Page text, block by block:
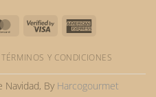
MasterCardVisa
TÉRMINOS Y CONDICIONES
By Harcogourmet